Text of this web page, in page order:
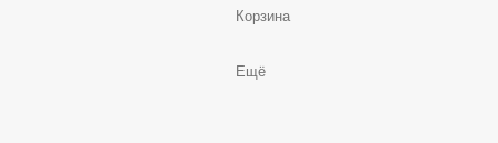
Корзина
Ещё